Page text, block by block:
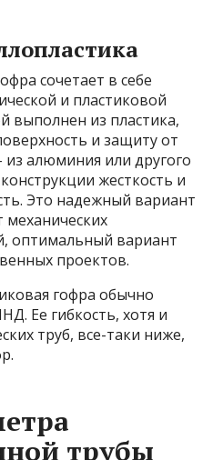
сочетает в себе
и пластиковой
выполнен из пластика,
и защиту от
алюминия или другого
жесткость и
Это надежный вариант
оптимальный вариант
проектов.
гофра обычно
Ее гибкость, хотя и
труб, все-таки ниже,
трубы